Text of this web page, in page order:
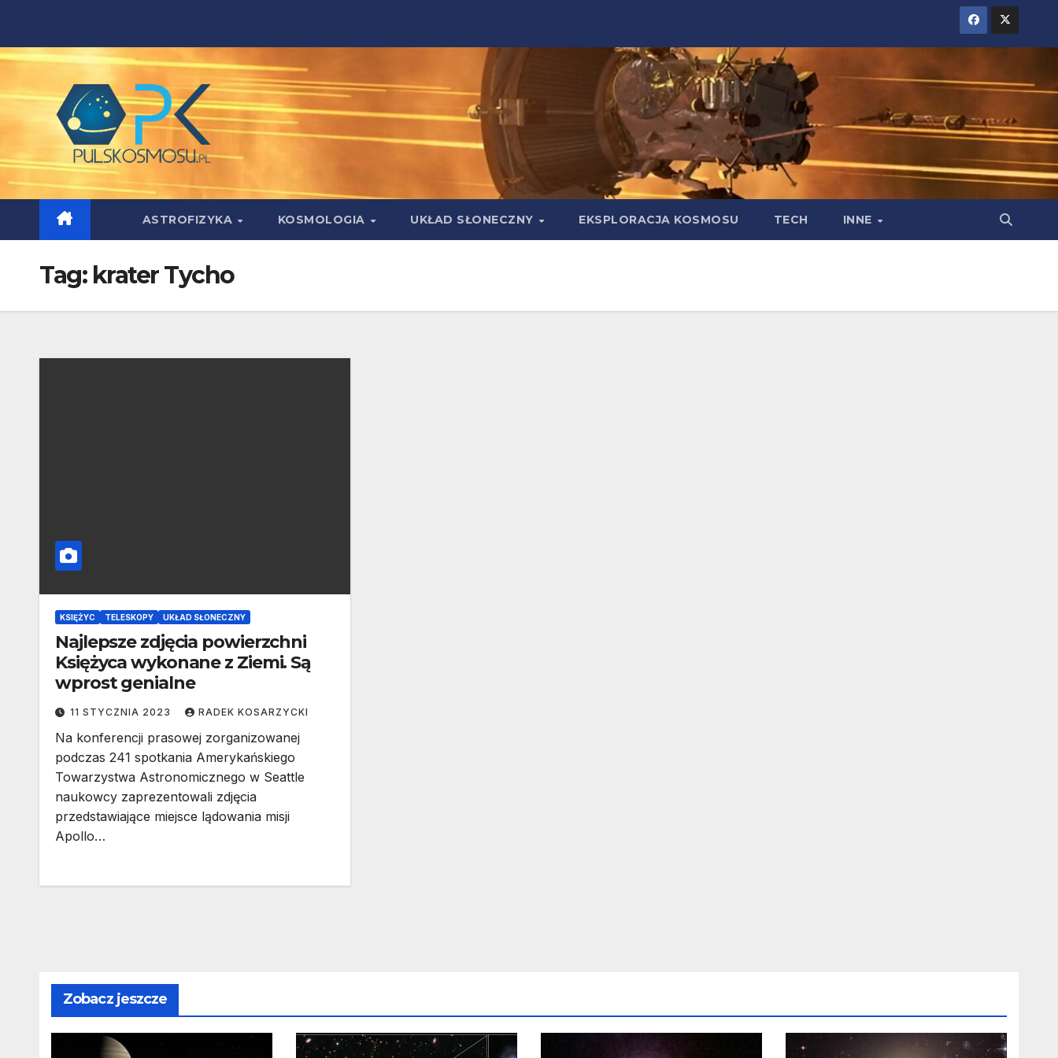
content
ASTROFIZYKA KOSMOLOGIA UKŁAD SŁONECZNY EKSPLORACJA KOSMOSU TECH INNE
Tag: krater Tycho
KSIĘŻYC TELESKOPY UKŁAD SŁONECZNY
Najlepsze zdjęcia powierzchni
Księżyca wykonane z Ziemi. Są
wprost genialne
11 STYCZNIA 2023 RADEK KOSARZYCKI
Na konferencji prasowej zorganizowanej
podczas 241 spotkania Amerykańskiego
Towarzystwa Astronomicznego w Seattle
naukowcy zaprezentowali zdjęcia
przedstawiające miejsce lądowania misji
Apollo…
Zobacz jeszcze